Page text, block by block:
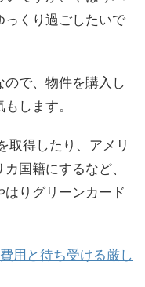
っくり過ごしたいで
ので、物件を購入し
します。
取得したり、アメリ
国籍にするなど、
りグリーンカード
用と待ち受ける厳し